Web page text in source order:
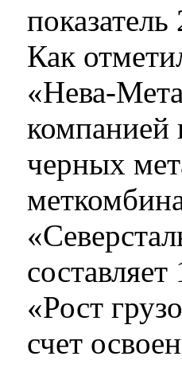
Как
«Нева-
компанией
черных
«Рост
счет